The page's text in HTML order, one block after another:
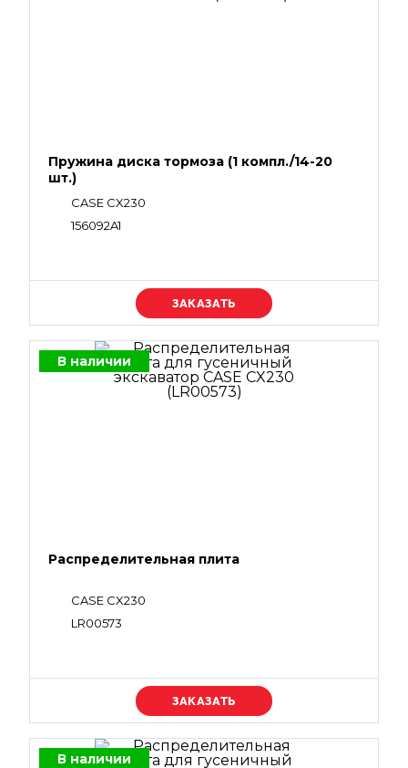
Пружина диска тормоза (1 компл./14-20
шт.)
CASE CX230
156092A1
Уточняйте цену
В наличии
Распределительная плита
CASE CX230
LR00573
Уточняйте цену
В наличии